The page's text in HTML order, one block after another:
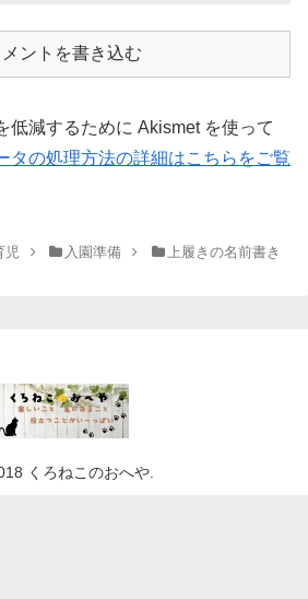
メントを書き込む
低減するために Akismet を使って
タの処理方法の詳細はこちらをご覧
児 入園準備 上履きの名前書き
くろねこのおへや.